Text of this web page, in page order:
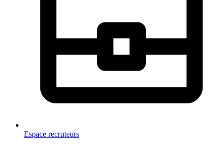
Espace recruteurs